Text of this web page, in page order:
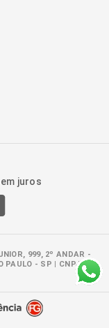
juros
999, 2º ANDAR -
PAULO - SP | CNPJ: